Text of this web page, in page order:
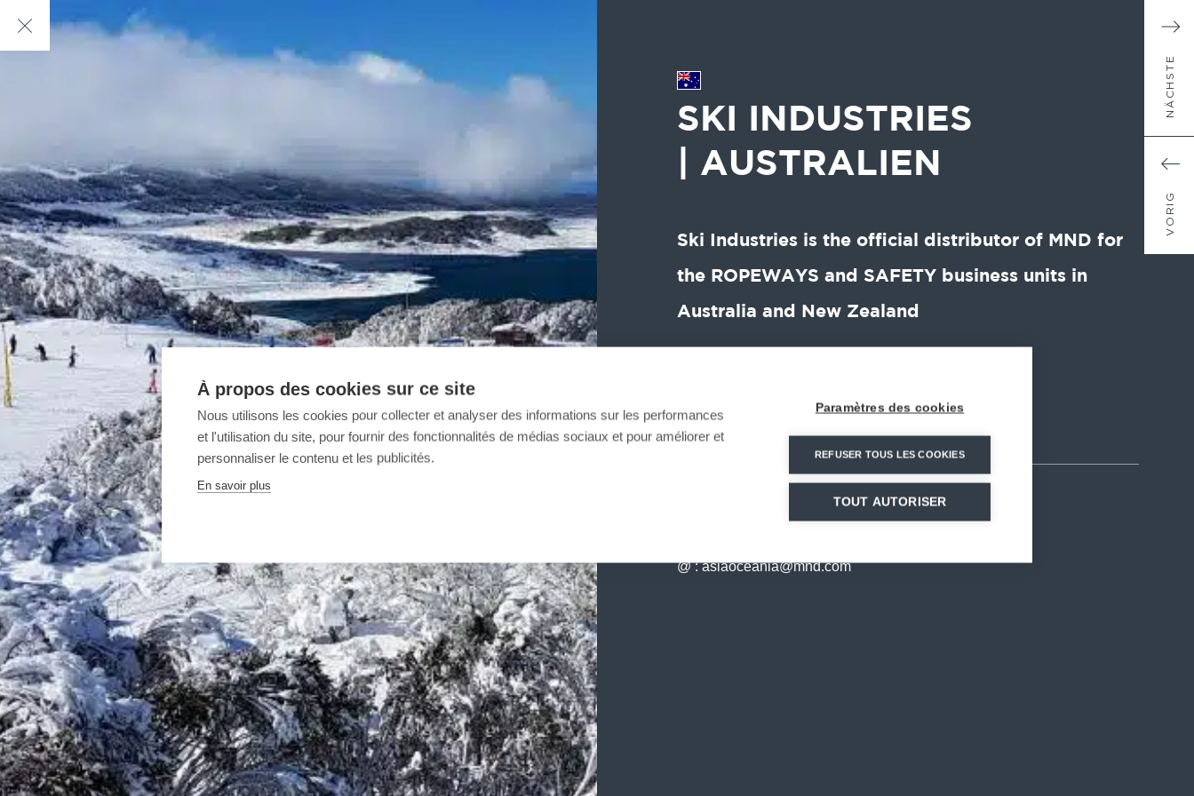
VORIG
NÄCHSTE
SKI INDUSTRIES
| AUSTRALIEN
Ski Industries is the official distributor of MND for
the ROPEWAYS and SAFETY business units in
Australia and New Zealand
@ : asiaoceania@mnd.com
À propos des cookies sur ce site
Nous utilisons les cookies pour collecter et analyser des informations sur les performances
et l'utilisation du site, pour fournir des fonctionnalités de médias sociaux et pour améliorer et
personnaliser le contenu et les publicités.
En savoir plus
Paramètres des cookies
REFUSER TOUS LES COOKIES
TOUT AUTORISER